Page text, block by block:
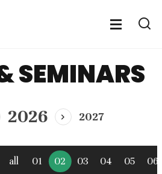
열
전
뉴
열
SEMINARS
2026
다
년
도
2027
all 01 02 03 04 05 06